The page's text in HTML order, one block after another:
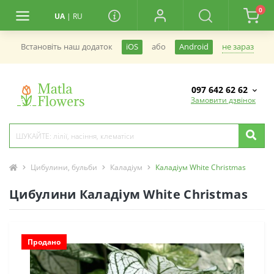
UA | RU
0
Встановiть наш додаток iOS або Android не зараз
097 642 62 62
Замовити дзвінок
Цибулини, бульби Каладіум Каладіум White Christmas
Цибулини Каладіум White Christmas
Продано